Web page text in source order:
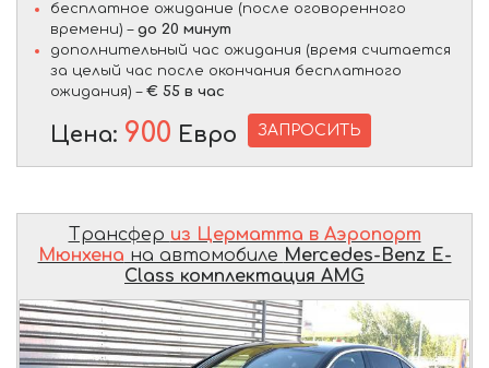
бесплатное ожидание (после оговоренного
времени) – до 20 минут
дополнительный час ожидания (время считается
за целый час после окончания бесплатного
ожидания) – € 55 в час
Цена: 900 Евро ЗАПРОСИТЬ
Трансфер из Церматта в Аэропорт
Мюнхена на автомобиле Mercedes-Benz E-
Class комплектация AMG